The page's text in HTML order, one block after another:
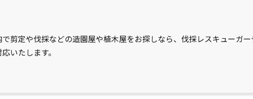
剪定や伐採などの造園屋や植木屋をお探しなら、伐採レスキューガ
いたします。